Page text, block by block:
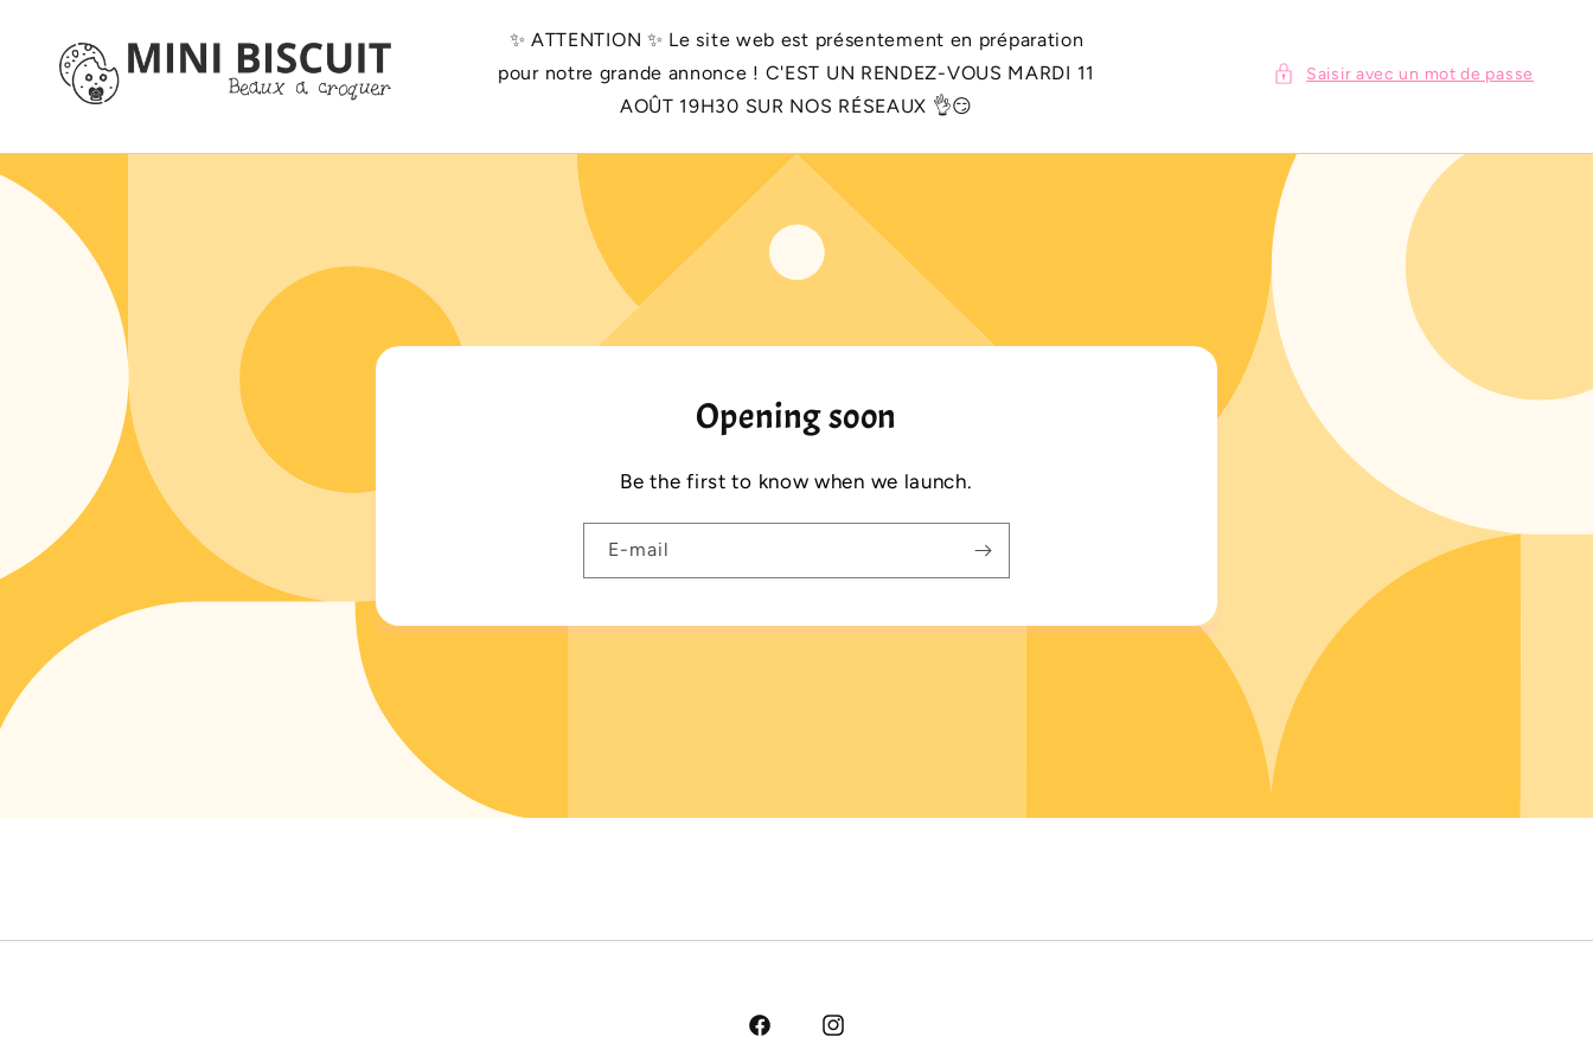
CONTENU
✨️ ATTENTION ✨️ Le site web est présentement en préparation
pour notre grande annonce ! C'EST UN RENDEZ-VOUS MARDI 11
AOÛT 19H30 SUR NOS RÉSEAUX 👌😏
Saisir avec un mot de passe
Opening soon
Be the first to know when we launch.
E-mail
Facebook Instagram